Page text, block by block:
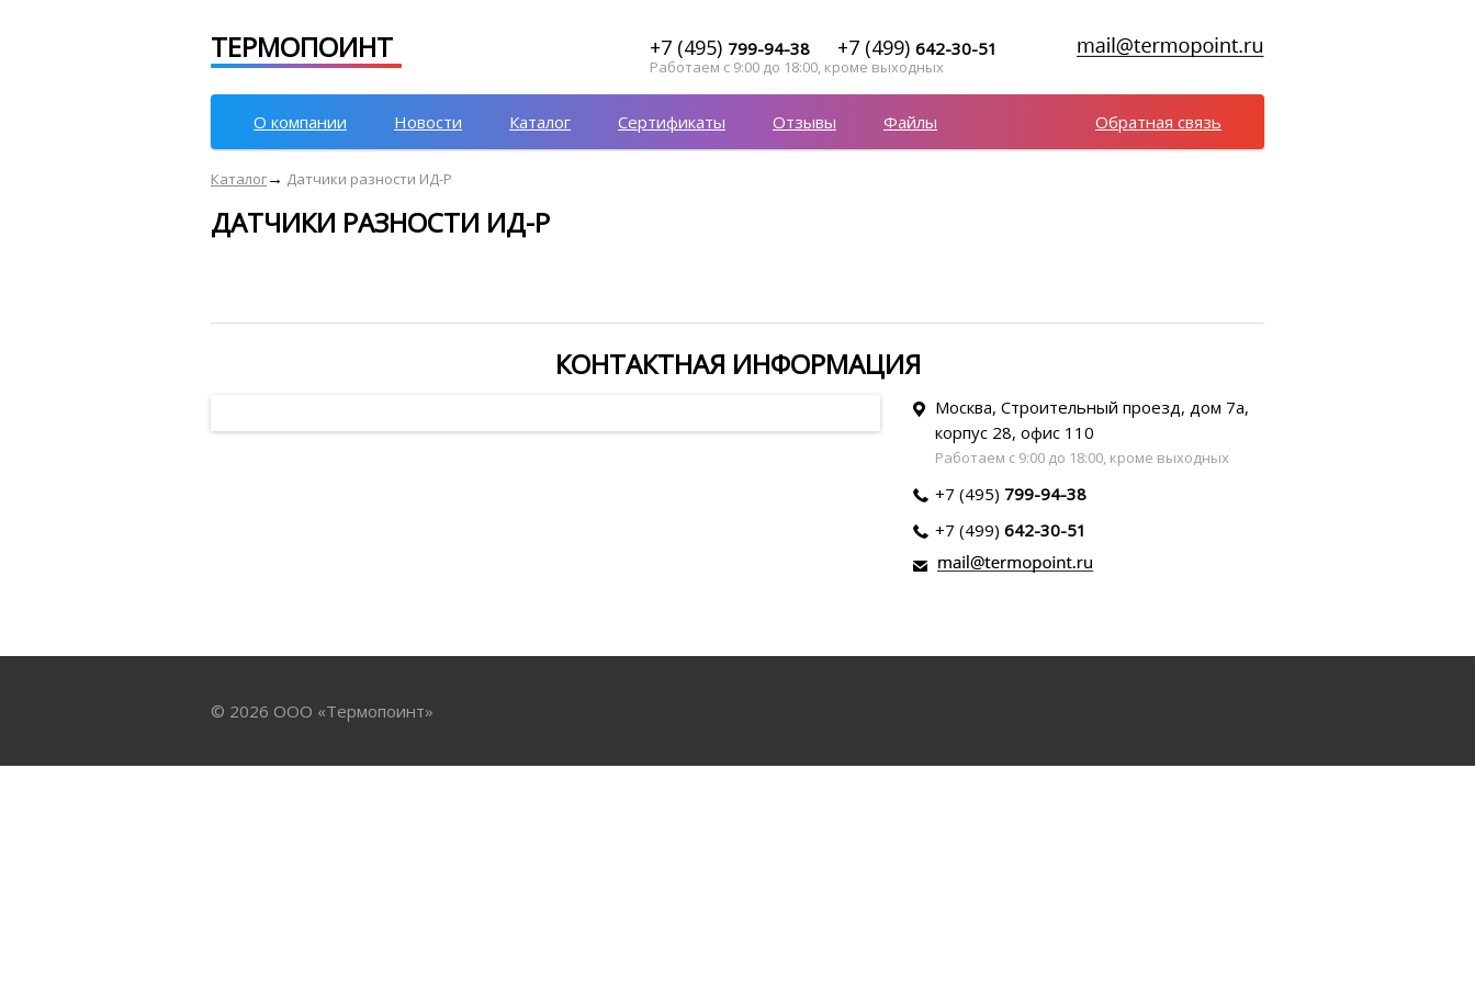
ТЕРМОПОИНТ +7 (495) 799-94-38 +7 (499) 642-30-51
Работаем с 9:00 до 18:00, кроме выходных
О компании Новости Каталог Сертификаты Отзывы Файлы Обратная связь
Каталог→ Датчики разности ИД-Р
ДАТЧИКИ РАЗНОСТИ ИД-Р
КОНТАКТНАЯ ИНФОРМАЦИЯ
Москва, Строительный проезд, дом 7а,
корпус 28, офис 110
Работаем с 9:00 до 18:00, кроме выходных
+7 (495) 799-94-38
+7 (499) 642-30-51
© 2026 ООО «Термопоинт»